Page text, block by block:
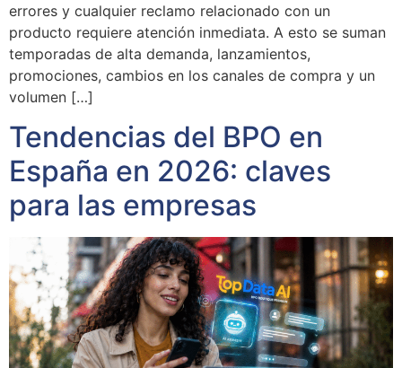
errores y cualquier reclamo relacionado con un
producto requiere atención inmediata. A esto se suman
temporadas de alta demanda, lanzamientos,
promociones, cambios en los canales de compra y un
volumen […]
Tendencias del BPO en
España en 2026: claves
para las empresas